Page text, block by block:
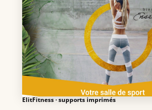
ElitFitness · supports imprimés